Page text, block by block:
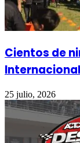
Cientos de
25 julio, 2026